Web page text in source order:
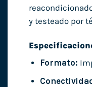
y testeado por
Formato: